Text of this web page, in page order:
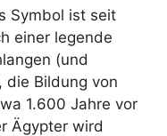
Symbol ist seit
einer legende
(und
die Bildung von
1.600 Jahre vor
Ägypter wird